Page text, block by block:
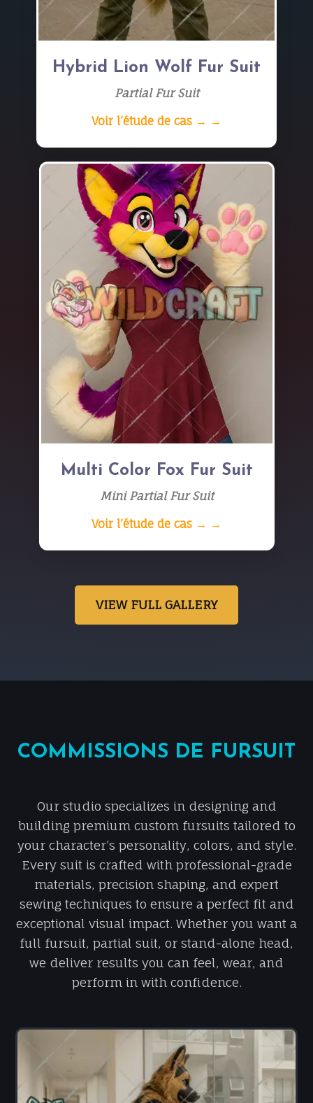
Hybrid Lion Wolf Fur Suit
Partial Fur Suit
Voir l’étude de cas → →
Multi Color Fox Fur Suit
Mini Partial Fur Suit
Voir l’étude de cas → →
VIEW FULL GALLERY
COMMISSIONS DE FURSUIT
Our studio specializes in designing and
building premium custom fursuits tailored to
your character’s personality, colors, and style.
Every suit is crafted with professional-grade
materials, precision shaping, and expert
sewing techniques to ensure a perfect fit and
exceptional visual impact. Whether you want a
full fursuit, partial suit, or stand-alone head,
we deliver results you can feel, wear, and
perform in with confidence.